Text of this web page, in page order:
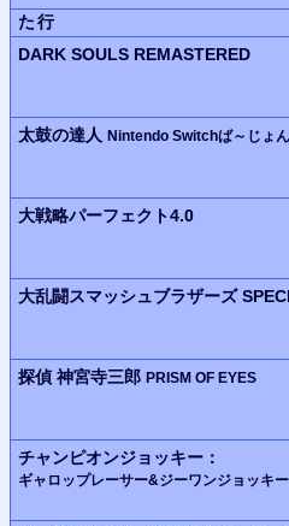
た行
DARK SOULS REMASTERED
太鼓の達人 Nintendo Switchば～じょ
大戦略パーフェクト4.0
大乱闘スマッシュブラザーズ
探偵 神宮寺三郎 PRISM OF EYES
チャンピオンジョッキー：
ギャロップレーサー&ジーワンジョッキー